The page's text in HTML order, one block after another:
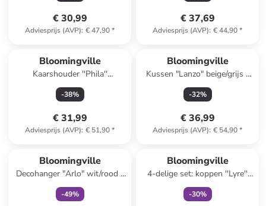
€ 30,99
Adviesprijs (AVP): € 47,90*
€ 37,69
Adviesprijs (AVP): € 44,90*
Bloomingville
Kaarshouder ''Phila''
wit/blauw - (H)17 x Ø 11 cm
-38%
€ 31,99
Adviesprijs (AVP): € 51,90*
Bloomingville
Kussen "Lanzo" beige/grijs -
(L)50 x (B)35 cm
-32%
€ 36,99
Adviesprijs (AVP): € 54,90*
Bloomingville
Decohanger "Arlo" wit/rood -
(L)22 cm
-49%
Bloomingville
4-delige set: koppen ''Lyre''
wit/blauw - 250 ml
-30%